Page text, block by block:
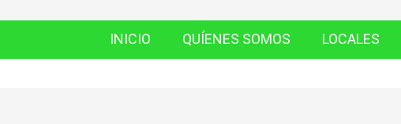
INICIO QUÍENES SOMOS LOCALES